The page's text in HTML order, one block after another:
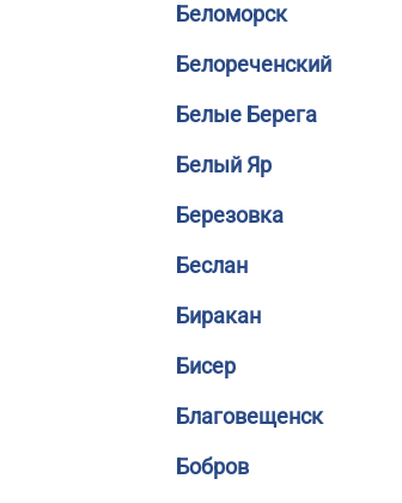
Беломорск
Белореченский
Белые Берега
Белый Яр
Березовка
Беслан
Биракан
Бисер
Благовещенск
Бобров